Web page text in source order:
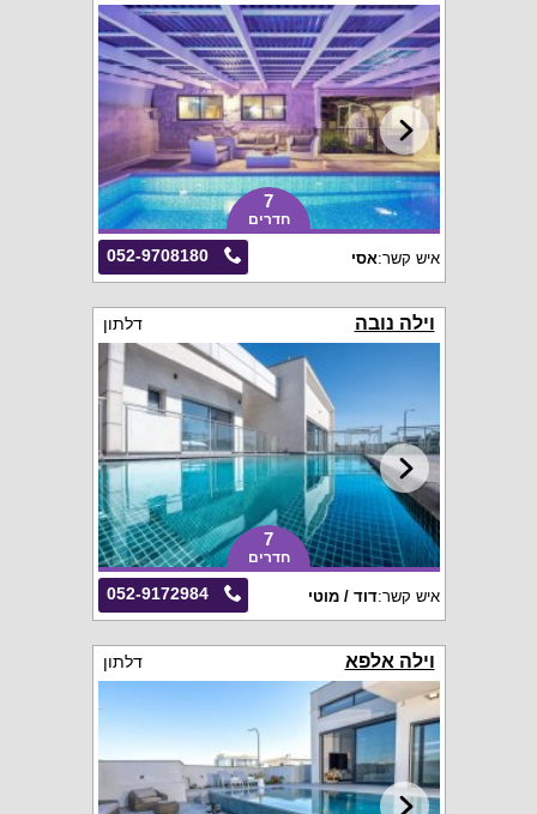
7
חדרים
052-9708180 איש קשר:אסי
וילה נובה דלתון
7
חדרים
052-9172984 איש קשר:דוד / מוטי
וילה אלפא דלתון